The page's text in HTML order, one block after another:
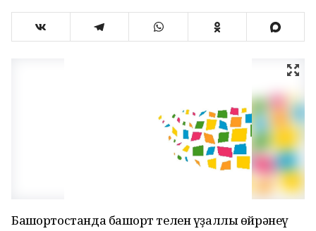
Башҡортостанда башҡорт телен үҙаллы өйрәнеү